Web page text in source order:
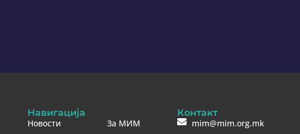
Навигација
Новости
За МИМ
Контакт
mim@mim.org.mk